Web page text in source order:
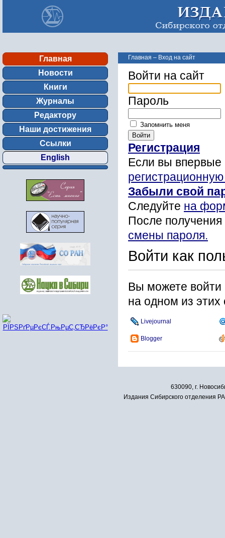
Главная
Новости
Книги
Журналы
Редактору
Наши достижения
Ссылки
English
Главная – Вход на сайт
Войти на сайт
Пароль
Запомнить меня
Регистрация
Если вы впервые
Забыли свой
Следуйте на
После
смены пароля.
Войти как
Вы можете войти
на одном из этих
Livejournal
Blogger
630090, г.
Издания Сибирского отделения